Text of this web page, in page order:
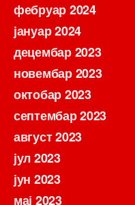
фебруар 2024
јануар 2024
децембар 2023
новембар 2023
октобар 2023
септембар 2023
август 2023
јул 2023
јун 2023
мај 2023